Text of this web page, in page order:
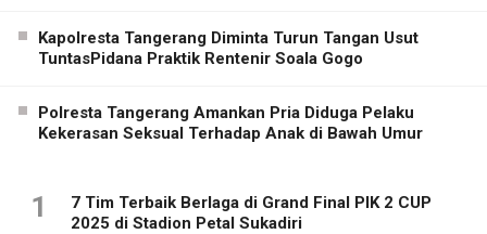
Kapolresta Tangerang Diminta Turun Tangan Usut
TuntasPidana Praktik Rentenir Soala Gogo
Polresta Tangerang Amankan Pria Diduga Pelaku
Kekerasan Seksual Terhadap Anak di Bawah Umur
1
7 Tim Terbaik Berlaga di Grand Final PIK 2 CUP
2025 di Stadion Petal Sukadiri